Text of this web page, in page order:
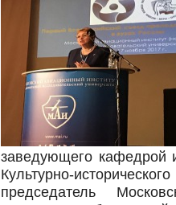
заведующего
Культурно-
председатель